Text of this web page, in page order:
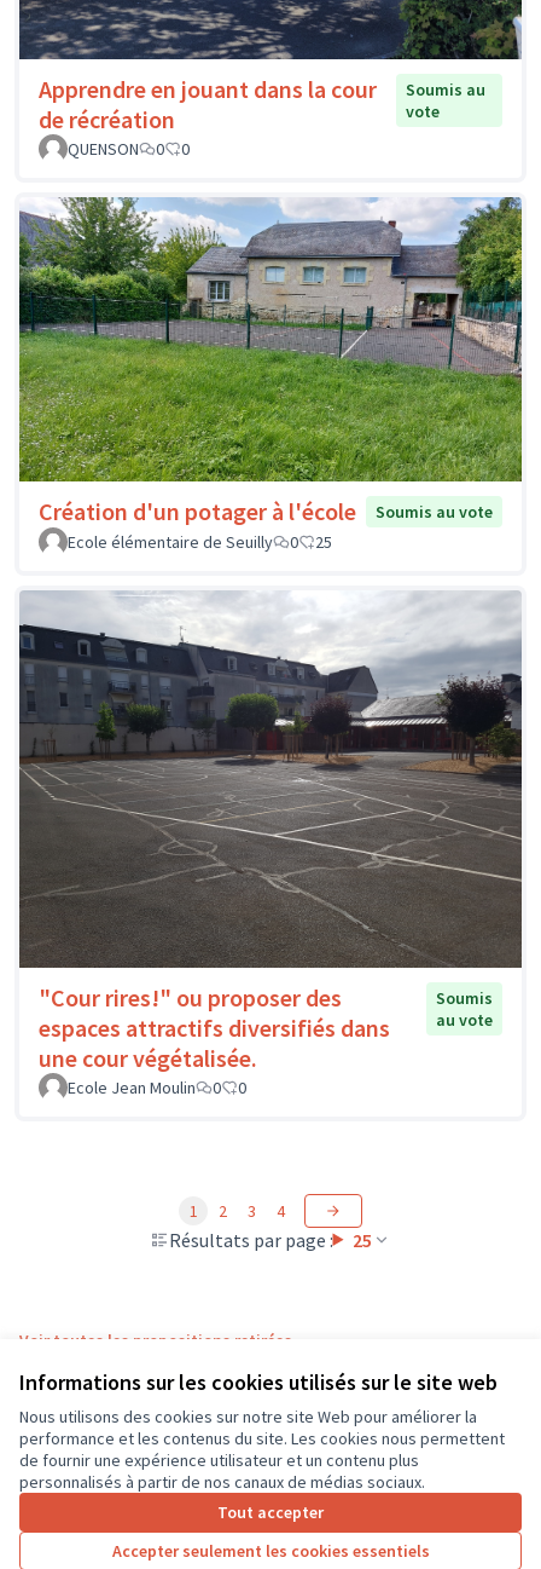
Informations sur les cookies utilisés sur le site web
Nous utilisons des cookies sur notre site Web pour améliorer la
performance et les contenus du site. Les cookies nous permettent
de fournir une expérience utilisateur et un contenu plus
personnalisés à partir de nos canaux de médias sociaux.
Tout accepter
Accepter seulement les cookies essentiels
Apprendre en jouant dans la cour
de récréation
Soumis au
vote
QUENSON
0 0
Création d'un potager à l'école
Soumis au vote
Ecole élémentaire de Seuilly
0 25
"Cour rires!" ou proposer des
espaces attractifs diversifiés dans
une cour végétalisée.
Soumis
au vote
Ecole Jean Moulin 0 0
Résultats par page : 25
1 2 3 4
Voir toutes les propositions retirées
Conditions d'utilisation
Paramètres des cookies
CD37 sur X
(Lien externe)
CD37 sur Facebook
CD37 sur Instagram
CD37 sur YouTube
(Lien externe)